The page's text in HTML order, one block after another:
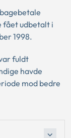
fået udbetalt i
1998.
fuldt
havde
mod bedre